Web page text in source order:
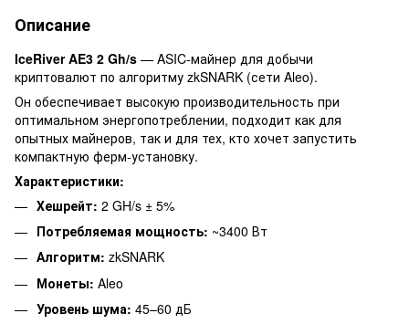
Описание
IceRiver AE3 2 Gh/s — ASIC-майнер для добычи
криптовалют по алгоритму zkSNARK (сети Aleo).
Он обеспечивает высокую производительность при
оптимальном энергопотреблении, подходит как для
опытных майнеров, так и для тех, кто хочет запустить
компактную ферм-установку.
Характеристики:
Хешрейт: 2 GH/s ± 5%
Потребляемая мощность: ~3400 Вт
Алгоритм: zkSNARK
Монеты: Aleo
Уровень шума: 45–60 дБ